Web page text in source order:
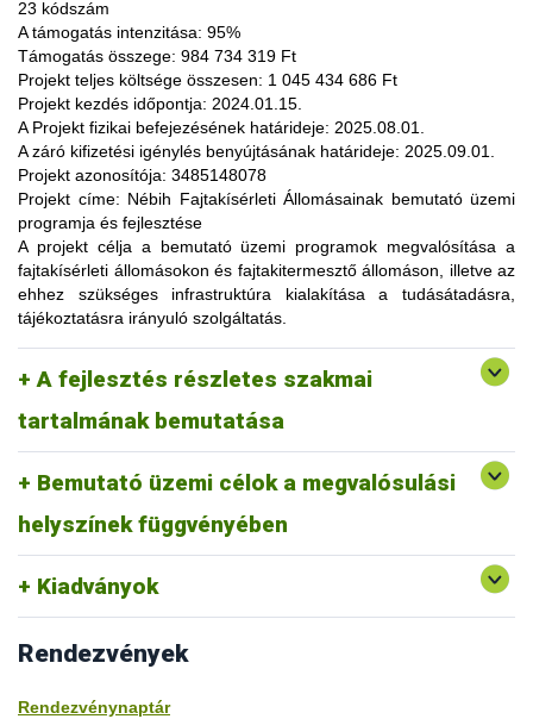
23 kódszám
A támogatás intenzitása: 95%
Támogatás összege: 984 734 319 Ft
Projekt teljes költsége összesen: 1 045 434 686 Ft
Projekt kezdés időpontja: 2024.01.15.
A Projekt fizikai befejezésének határideje: 2025.08.01.
A záró kifizetési igénylés benyújtásának határideje: 2025.09.01.
Projekt azonosítója: 3485148078
Projekt címe: Nébih Fajtakísérleti Állomásainak bemutató üzemi
programja és fejlesztése
A projekt céljaa bemutató üzemi programok megvalósítása a
fajtakísérleti állomásokon és fajtakitermesztő állomáson, illetve az
ehhez szükséges infrastruktúra kialakítása a tudásátadásra,
tájékoztatásra irányuló szolgáltatás.
A fejlesztés részletes szakmai
tartalmának bemutatása
bizonytalanságából adódó negatív hatások, növelhető a
termésbiztonság, valamint a növényi kórokozókkal, kártevőkkel
szembeni ellenálló képesség. A fajtakísérlet során megszerzett
tapasztalatok átadása az agrárgazdaság szereplői részére egy
olyan, a hagyományostól eltérő jellegű tudás megszerzési
lehetőség, amelynek során a résztvevők elsősorban
gyakorlatorientált ismeretanyaggal, tapasztalatokkal
gazdagodhatnak, a fajtahasználaton túl, az aktuális termelési
eljárások és gazdaságszervezési minták alkalmazása
tekintetében. A gazdálkodók olyan innovatív ismereteket,
növénykultúrákat (fajtákat), környezetvédelmi megoldásokat
ismerhetnek meg, amelyek alkalmazása révén
optimalizálhatják a termelést, csökkenthetik a szennyezőanyag
kibocsátást, valamint eredményesen alkalmazkodhatnak a
állomáson (Tordas, Pölöske, Székkutas, Monorierdő)
valósulna meg bemutató üzemi program.
Bemutató üzemi célok a megvalósulási
helyszínek függvényében
Tordas
kertészeti (zöldség, gyümölcs) fajok, szántóföldi
és üvegházi termesztési körülmények, ökológiai
gazdálkodásra alkalmas fajták vizsgálata
Pölöske
kertészeti (gyümölcs) fajok
Székkutas
szántóföldi fajok vizsgálata
Monorierdő erdészeti fajok vizsgálata, fajtakitermesztés
Kiadványok
Rendezvények
Rendezvénynaptár